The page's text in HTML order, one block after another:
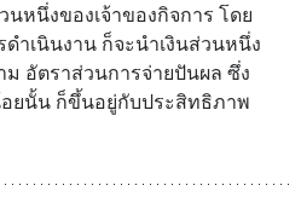
หนึ่งของเจ้าของกิจการ โดย
ำเนินงาน ก็จะนำเงินส่วนหนึ่ง
อัตราส่วนการจ่ายปันผล ซึ่ง
ยนั้น ก็ขึ้นอยู่กับประสิทธิภาพ